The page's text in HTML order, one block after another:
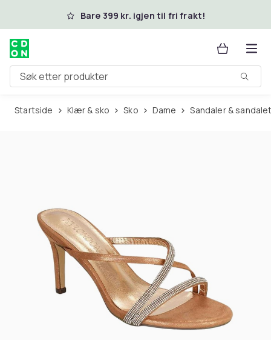
Hopp til hovedinnholdBare 399 kr. igjen til fri frakt!
Søk etter produkter
Startside Klær & sko Sko Dame Sandaler &